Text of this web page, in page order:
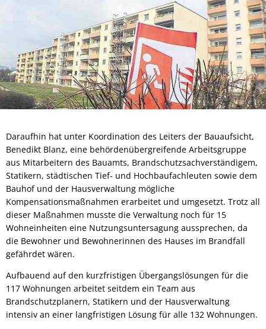
Daraufhin hat unter Koordination des Leiters der Bauaufsicht,
Benedikt Blanz, eine behördenübergreifende Arbeitsgruppe
aus Mitarbeitern des Bauamts, Brandschutzsachverständigem,
Statikern, städtischen Tief- und Hochbaufachleuten sowie dem
Bauhof und der Hausverwaltung mögliche
Kompensationsmaßnahmen erarbeitet und umgesetzt. Trotz all
dieser Maßnahmen musste die Verwaltung noch für 15
Wohneinheiten eine Nutzungsuntersagung aussprechen, da
die Bewohner und Bewohnerinnen des Hauses im Brandfall
gefährdet wären.
Aufbauend auf den kurzfristigen Übergangslösungen für die
117 Wohnungen arbeitet seitdem ein Team aus
Brandschutzplanern, Statikern und der Hausverwaltung
intensiv an einer langfristigen Lösung für alle 132 Wohnungen.